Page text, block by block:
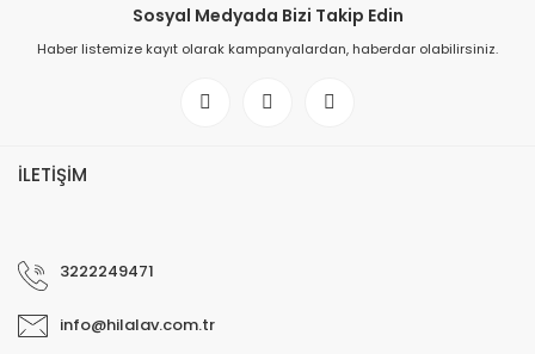
Sosyal Medyada Bizi Takip Edin
Haber listemize kayıt olarak kampanyalardan, haberdar olabilirsiniz.
İLETİŞİM
3222249471
info@hilalav.com.tr